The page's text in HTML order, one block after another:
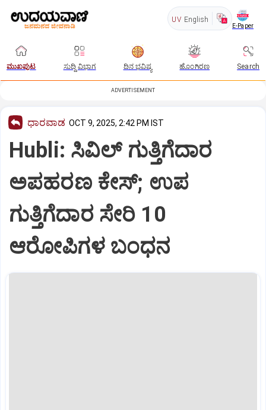
UV English
E-Paper
ಮುಖಪುಟ ಸುದ್ದಿ ವಿಭಾಗ ದಿನ ಭವಿಷ್ಯ ಹೊಂಗಿರಣ Search
ADVERTISEMENT
ಧಾರವಾಡ OCT 9, 2025, 2:42 PM IST
Hubli: ಸಿವಿಲ್ ಗುತ್ತಿಗೆದಾರ
ಅಪಹರಣ ಕೇಸ್;‌ ಉಪ‌
ಗುತ್ತಿಗೆದಾರ ಸೇರಿ 10
ಆರೋಪಿಗಳ ಬಂಧನ